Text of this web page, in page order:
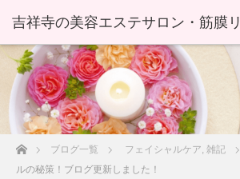
ホームブログ一覧 フェイシャルケア, 雑記
ルの秘策！ブログ更新しました！